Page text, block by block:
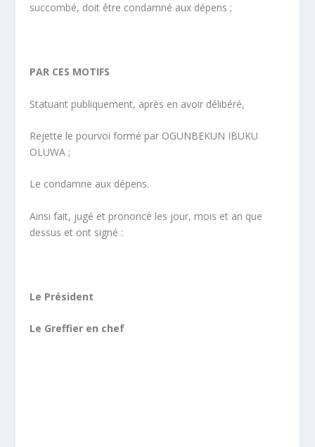
succombé, doit être condamné aux dépens ;
PAR CES MOTIFS
Statuant publiquement, après en avoir délibéré,
Rejette le pourvoi formé par OGUNBEKUN IBUKU
OLUWA ;
Le condamne aux dépens.
Ainsi fait, jugé et prononcé les jour, mois et an que
dessus et ont signé :
Le Président
Le Greffier en chef